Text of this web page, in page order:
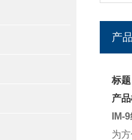
产
标
产
IM-
为